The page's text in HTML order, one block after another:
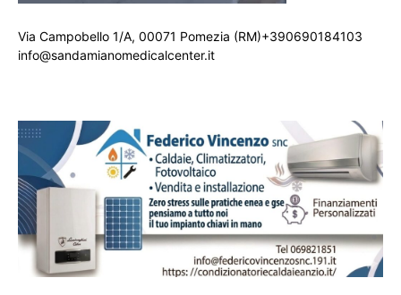
Via Campobello 1/A, 00071 Pomezia (RM)+390690184103
info@sandamianomedicalcenter.it